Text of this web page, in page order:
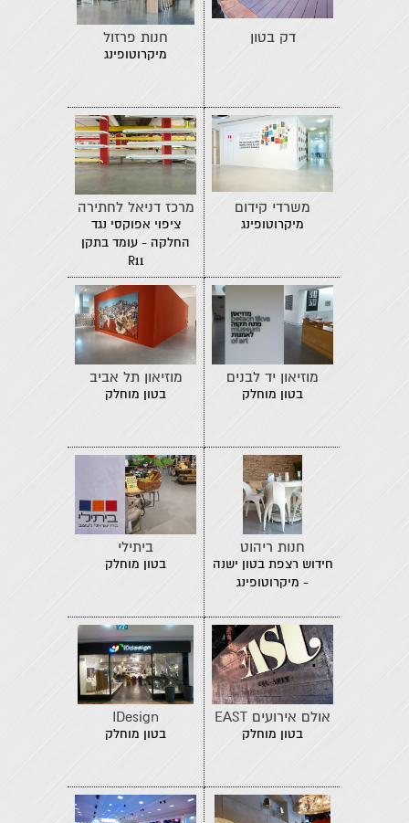
דק בטון חנות פרזול
מיקרוטופינג
משרדי קידום
מיקרוטופינג
מרכז דניאל לחתירה
ציפוי אפוקסי נגד
החלקה - עומד בתקן
R11
מוזיאון יד לבנים
בטון מוחלק
מוזיאון תל אביב
בטון מוחלק
חנות ריהוט
חידוש רצפת בטון ישנה
- מיקרוטופינג
ביתילי
בטון מוחלק
אולם אירועים EAST
בטון מוחלק
IDesign
בטון מוחלק